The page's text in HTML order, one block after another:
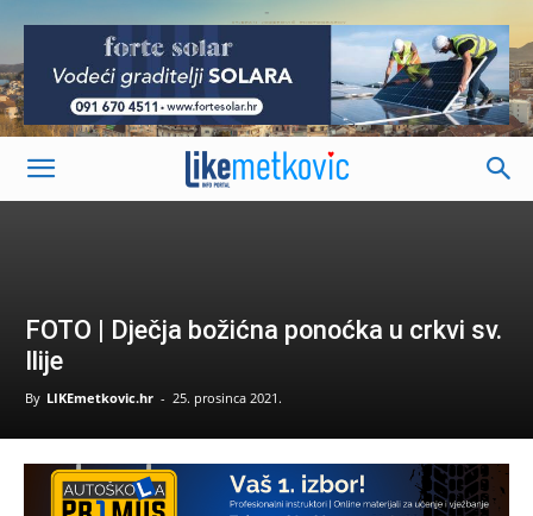
-
FOTO | Dječja božićna ponoćka u crkvi sv.
Ilije
By LIKEmetkovic.hr - 25. prosinca 2021.